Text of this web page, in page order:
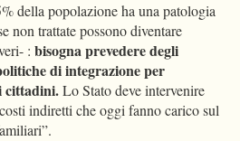
della popolazione ha una patologia
non trattate possono diventare
: bisogna prevedere degli
di integrazione per
cittadini.Lo Stato deve intervenire
indiretti che oggi fanno carico sul